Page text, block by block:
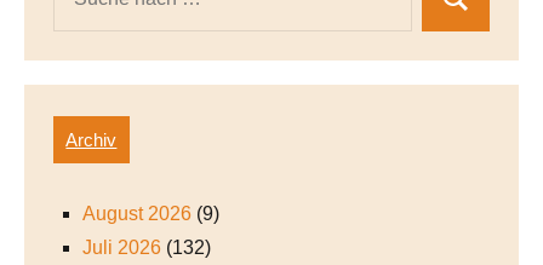
Archiv
August 2026 (9)
Juli 2026 (132)